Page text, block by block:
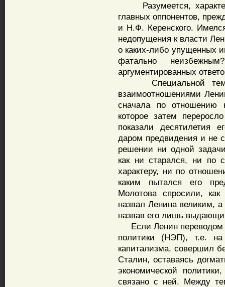
Разумеется,
главных оппонентов,
и Н.Ф. Керенского.
недопущения к власти
о каких-либо упущенных
фатально
аргументированных
Специальной темой
взаимоотношениями
сначала по отношению
которое затем
показали десятилетия
даром предвидения и не
решении ни одной
как ни старался, ни по
характеру, ни по
каким пытался его
Молотова спросили,
назвал Ленина великим,
назвав его лишь
Если Ленин переводом
политики (НЭП), т.е. на
капитализма, совершил
Сталин, оставаясь
экономической
связано с ней. Между